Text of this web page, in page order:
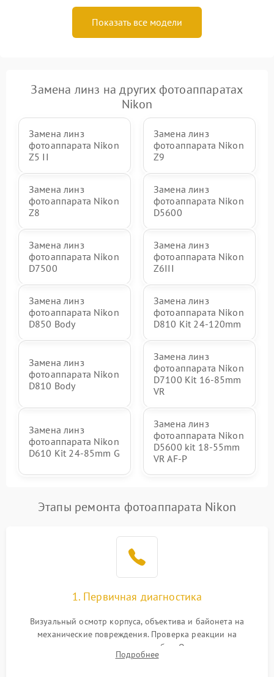
Показать все модели
Замена линз на других фотоаппаратах
Nikon
Замена линз
фотоаппарата Nikon
Z5 II
Замена линз
фотоаппарата Nikon
Z9
Замена линз
фотоаппарата Nikon
Z8
Замена линз
фотоаппарата Nikon
D5600
Замена линз
фотоаппарата Nikon
D7500
Замена линз
фотоаппарата Nikon
Z6III
Замена линз
фотоаппарата Nikon
D850 Body
Замена линз
фотоаппарата Nikon
D810 Kit 24-120mm
Замена линз
фотоаппарата Nikon
D810 Body
Замена линз
фотоаппарата Nikon
D7100 Kit 16-85mm
VR
Замена линз
фотоаппарата Nikon
D610 Kit 24-85mm G
Замена линз
фотоаппарата Nikon
D5600 kit 18-55mm
VR AF-P
Этапы ремонта фотоаппарата Nikon
1. Первичная диагностика
Визуальный осмотр корпуса, объектива и байонета на
механические повреждения. Проверка реакции на
включение, считывание кодов ошибок. Оценка состояния
матрицы и затвора, проверка работы автофокуса и вспышки.
Подробнее